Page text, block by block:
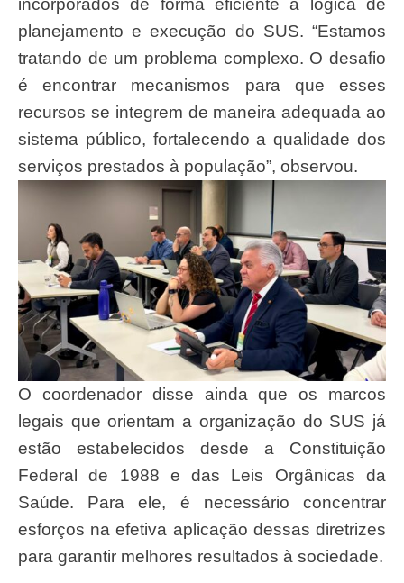
incorporados de forma eficiente à lógica de
planejamento e execução do SUS. “Estamos
tratando de um problema complexo. O desafio
é encontrar mecanismos para que esses
recursos se integrem de maneira adequada ao
sistema público, fortalecendo a qualidade dos
serviços prestados à população”, observou.
O coordenador disse ainda que os marcos
legais que orientam a organização do SUS já
estão estabelecidos desde a Constituição
Federal de 1988 e das Leis Orgânicas da
Saúde. Para ele, é necessário concentrar
esforços na efetiva aplicação dessas diretrizes
para garantir melhores resultados à sociedade.